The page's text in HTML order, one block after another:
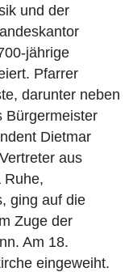
und der
jährige
Pfarrer
darunter neben
Bürgermeister
Dietmar
aus
Ruhe,
ging auf die
Zuge der
Am 18.
eingeweiht.